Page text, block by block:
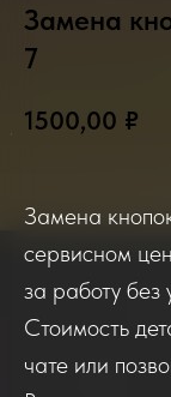
Замена
7
1500,00 ₽
Замена
сервисном
за работу без
Стоимость
чате или
Если вы
просим вас
качестве нашей
Отзывы о